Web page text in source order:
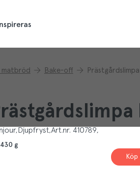
Inspireras
matbröd Bake-off
Djupfryst Art.nr. 410789
g
Köp